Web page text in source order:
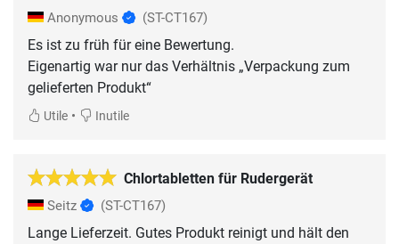
Anonymous (ST-CT167)
Es ist zu früh für eine Bewertung.
Eigenartig war nur das Verhältnis „Verpackung zum
gelieferten Produkt“
Utile • Inutile
Chlortabletten für Rudergerät
Seitz (ST-CT167)
Lange Lieferzeit. Gutes Produkt reinigt und hält den